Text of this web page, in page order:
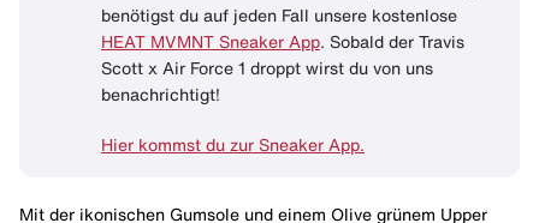
benötigst du auf jeden Fall unsere kostenlose
HEAT MVMNT Sneaker App. Sobald der Travis
Scott x Air Force 1 droppt wirst du von uns
benachrichtigt!
Hier kommst du zur Sneaker App.
Mit der ikonischen Gumsole und einem Olive grünem Upper